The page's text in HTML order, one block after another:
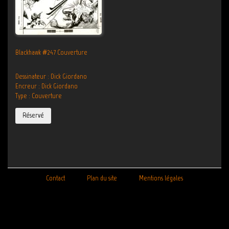
Blackhawk #247 Couverture
Dessinateur : Dick Giordano
Encreur : Dick Giordano
Type : Couverture
Réservé
Contact Plan du site Mentions légales